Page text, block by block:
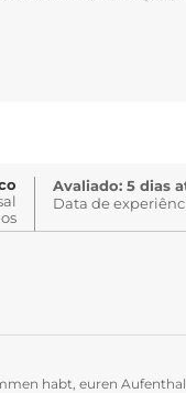
Avaliado: 5 dias
Data de
habt, euren